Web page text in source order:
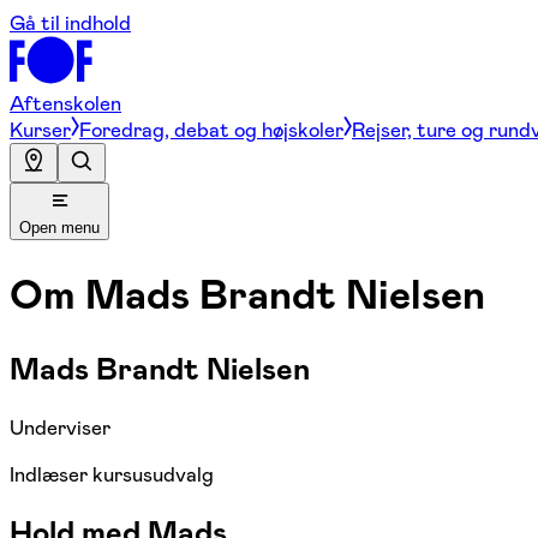
Gå til indhold
Aftenskolen
Kurser Foredrag, debat og højskoler Rejser, ture og
Open menu
Om Mads Brandt Nielsen
Mads Brandt Nielsen
Underviser
Indlæser kursusudvalg